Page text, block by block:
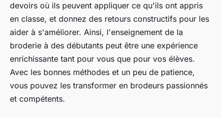
devoirs où ils peuvent appliquer ce qu'ils ont appris
en classe, et donnez des retours constructifs pour les
aider à s'améliorer. Ainsi, l'enseignement de la
broderie à des débutants peut être une expérience
enrichissante tant pour vous que pour vos élèves.
Avec les bonnes méthodes et un peu de patience,
vous pouvez les transformer en brodeurs passionnés
et compétents.